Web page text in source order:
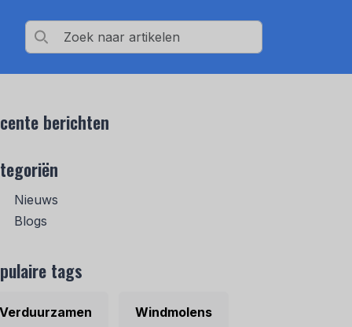
berichten
Nieuws
Blogs
tags
Verduurzamen Windmolens